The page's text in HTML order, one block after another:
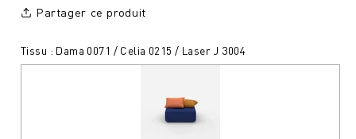
Partager ce produit
Tissu : Dama 0071 / Celia 0215 / Laser J 3004